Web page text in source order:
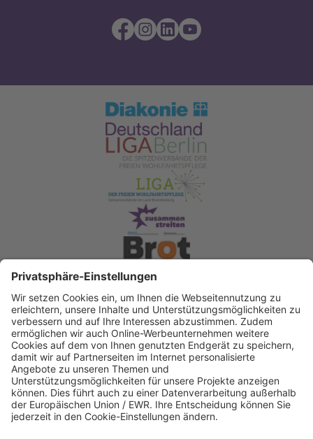
Spendenkonto Diakonisches Werk Berlin-
Brandenburg-schlesische Oberlausitz e.V
Bank für Sozialwirtschaft
IBAN: DE22 3702 0500 0003 2019 00